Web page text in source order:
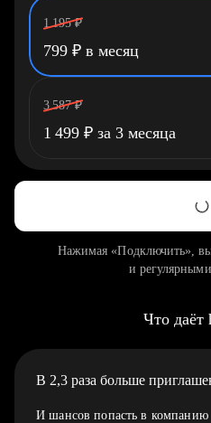
1 195 ₽
799 ₽ в месяц
3 587 ₽
1 499 ₽ за 3 месяца
Нажимая «Подключить», вы
и
Что даёт
В 2,3 раза больше
И шансов попасть в компанию